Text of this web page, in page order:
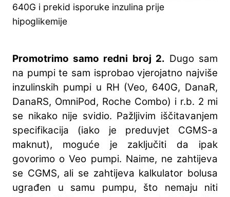
640G i prekid isporuke inzulina prije
hipoglikemije
Promotrimo samo redni broj 2. Dugo sam
na pumpi te sam isprobao vjerojatno najviše
inzulinskih pumpi u RH (Veo, 640G, DanaR,
DanaRS, OmniPod, Roche Combo) i r.b. 2 mi
se nikako nije svidio. Pažljivim iščitavanjem
specifikacija (iako je preduvjet CGMS-a
maknut), moguće je zaključiti da ipak
govorimo o Veo pumpi. Naime, ne zahtijeva
se CGMS, ali se zahtijeva kalkulator bolusa
ugrađen u samu pumpu, što nemaju niti